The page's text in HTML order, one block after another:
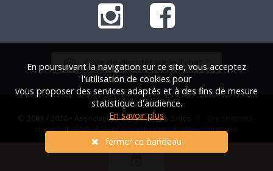
Envie de discuter sur le Tchat ?
© 2001 / 2026 • Association Française des Solos | Qui sommes-
nous ?|FAQ|Mentions légales|Nous contacter
En poursuivant la navigation sur ce site, vous acceptez
l'utilisation de cookies pour
vous proposer des services adaptés et à des fins de mesure
statistique d'audience.
En savoir plus
fermer ce bandeau